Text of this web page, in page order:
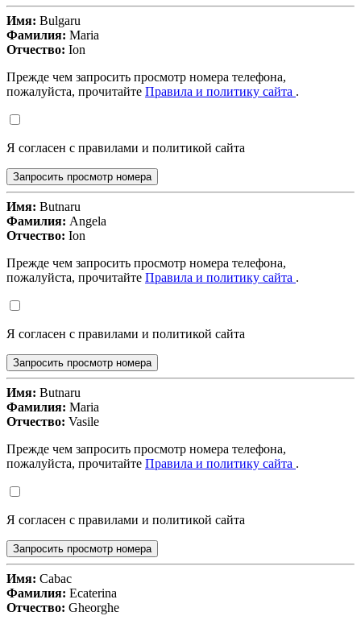
Имя: Bulgaru
Фамилия: Maria
Отчество: Ion
Прежде чем запросить просмотр номера телефона,
пожалуйста, прочитайте Правила и политику сайта .
Я согласен с правилами и политикой сайта
Запросить просмотр номера
Имя: Butnaru
Фамилия: Angela
Отчество: Ion
Прежде чем запросить просмотр номера телефона,
пожалуйста, прочитайте Правила и политику сайта .
Я согласен с правилами и политикой сайта
Запросить просмотр номера
Имя: Butnaru
Фамилия: Maria
Отчество: Vasile
Прежде чем запросить просмотр номера телефона,
пожалуйста, прочитайте Правила и политику сайта .
Я согласен с правилами и политикой сайта
Запросить просмотр номера
Имя: Cabac
Фамилия: Ecaterina
Отчество: Gheorghe